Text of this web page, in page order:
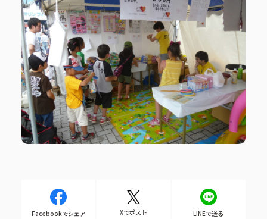
Facebookでシェア Xでポスト LINEで送る